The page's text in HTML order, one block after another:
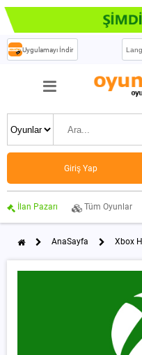
Uygulamayı İndir
Giriş Yap
İlan Pazarı Tüm Oyunlar
AnaSayfa Xbox